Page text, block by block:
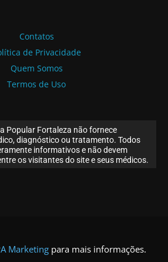
Contatos
de Privacidade
Quem Somos
Termos de Uso
Popular Fortaleza não fornece
diagnóstico ou tratamento. Todos
informativos e não devem
os visitantes do site e seus médicos.
Marketing para mais informações.